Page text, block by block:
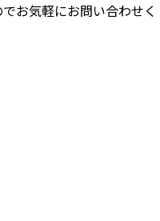
お気軽にお問い合わせく